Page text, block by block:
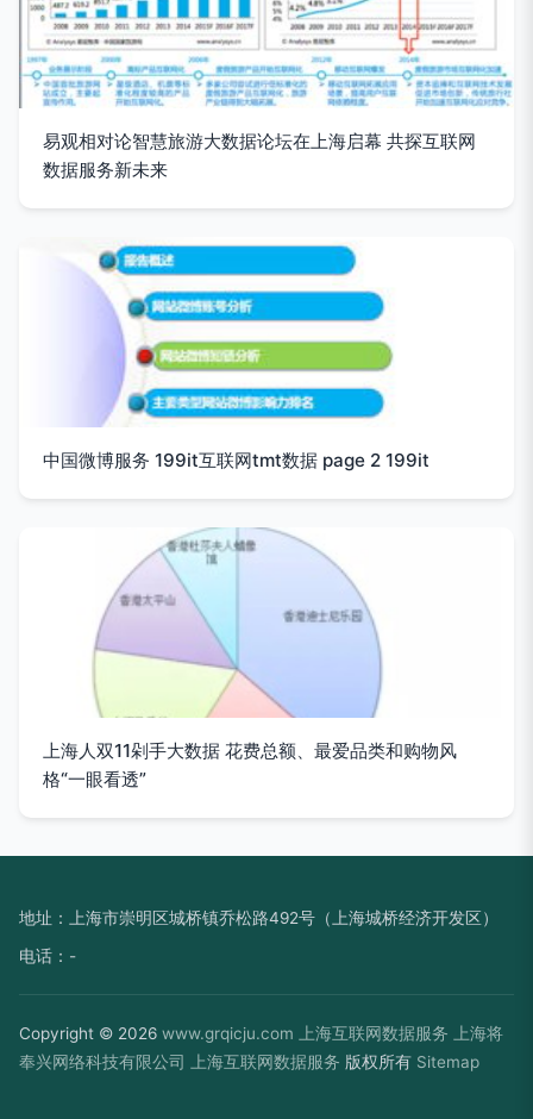
易观相对论智慧旅游大数据论坛在上海启幕 共探互联网
数据服务新未来
中国微博服务 199it互联网tmt数据 page 2 199it
上海人双11剁手大数据 花费总额、最爱品类和购物风
格“一眼看透”
地址：上海市崇明区城桥镇乔松路492号（上海城桥经济开发区）
电话：-
Copyright © 2026 www.grqicju.com 上海互联网数据服务
上海将
奉兴网络科技有限公司
上海互联网数据服务 版权所有 Sitemap